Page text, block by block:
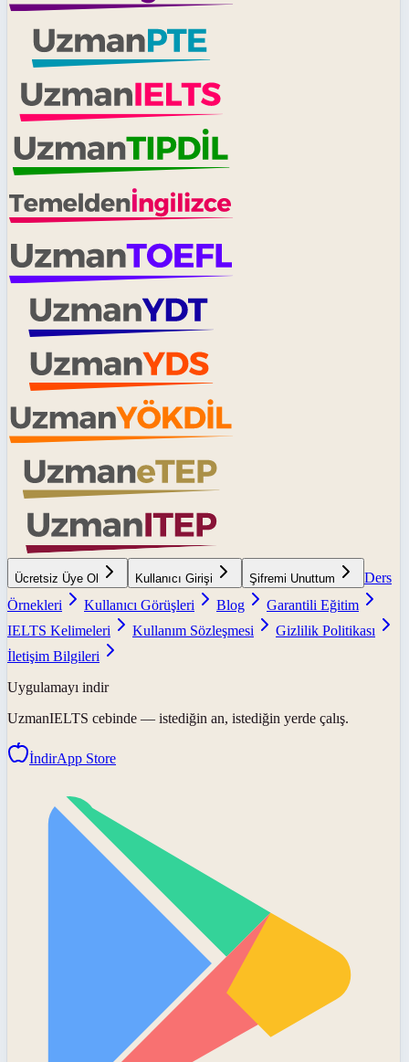
Ücretsiz Üye Ol Kullanıcı Girişi Şifremi Unuttum
Ders
Örnekleri
Kullanıcı Görüşleri Blog
Garantili Eğitim
IELTS Kelimeleri
Kullanım Sözleşmesi
Gizlilik Politikası
İletişim Bilgileri
Uygulamayı indir
UzmanIELTS cebinde — istediğin an, istediğin yerde çalış.
İndirApp Store